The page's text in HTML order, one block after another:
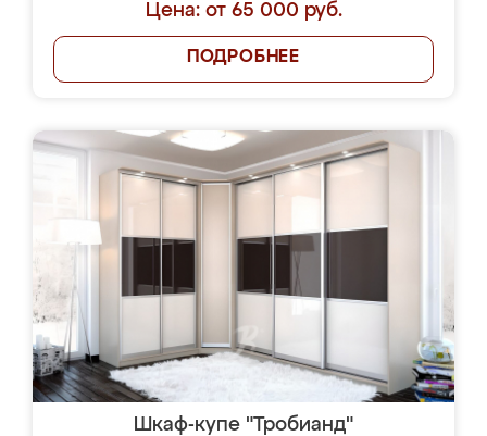
Цена: от 65 000 руб.
ПОДРОБНЕЕ
Шкаф-купе "Тробианд"